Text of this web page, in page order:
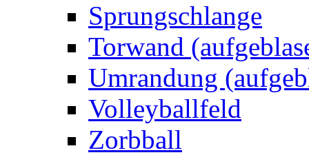
Sprungschlange
Torwand
Umrandung
Volleyballfeld
Zorbball